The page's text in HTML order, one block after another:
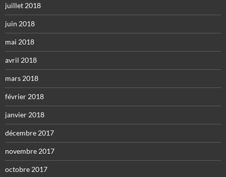
juillet 2018
juin 2018
mai 2018
avril 2018
mars 2018
février 2018
janvier 2018
décembre 2017
novembre 2017
octobre 2017